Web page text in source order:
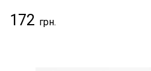
172